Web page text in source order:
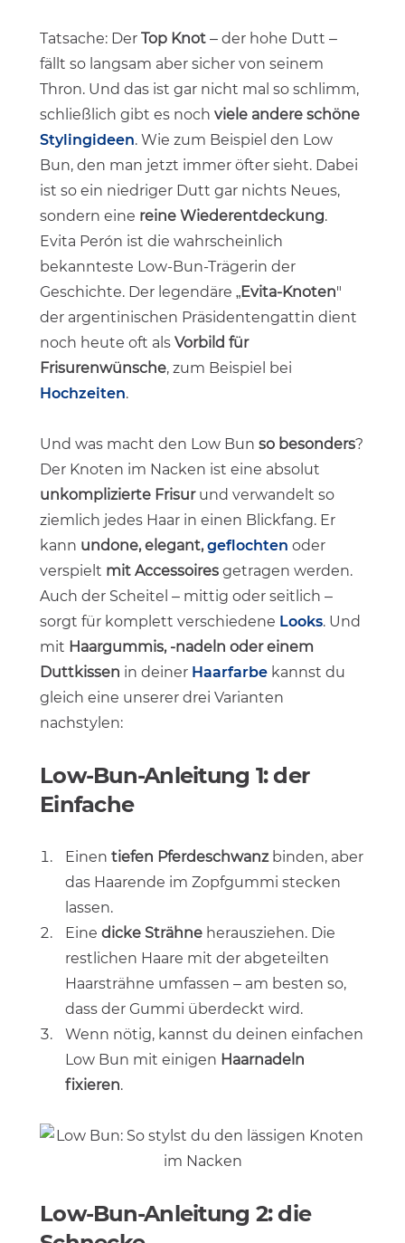
Tatsache: Der Top Knot – der hohe Dutt –
fällt so langsam aber sicher von seinem
Thron. Und das ist gar nicht mal so schlimm,
schließlich gibt es noch viele andere schöne
Stylingideen. Wie zum Beispiel den Low
Bun, den man jetzt immer öfter sieht. Dabei
ist so ein niedriger Dutt gar nichts Neues,
sondern eine reine Wiederentdeckung.
Evita Perón ist die wahrscheinlich
bekannteste Low-Bun-Trägerin der
Geschichte. Der legendäre „Evita-Knoten"
der argentinischen Präsidentengattin dient
noch heute oft als Vorbild für
Frisurenwünsche, zum Beispiel bei
Hochzeiten.
Und was macht den Low Bun so besonders?
Der Knoten im Nacken ist eine absolut
unkomplizierte Frisurund verwandelt so
ziemlich jedes Haar in einen Blickfang. Er
kann undone, elegant,geflochten oder
verspielt mit Accessoires getragen werden.
Auch der Scheitel – mittig oder seitlich –
sorgt für komplett verschiedene Looks. Und
mit Haargummis, -nadeln oder einem
Duttkissen in deiner Haarfarbe kannst du
gleich eine unserer drei Varianten
nachstylen:
Low-Bun-Anleitung 1: der
Einfache
Einen tiefen Pferdeschwanzbinden, aber
das Haarende im Zopfgummi stecken
lassen.
Eine dicke Strähne herausziehen. Die
restlichen Haare mit der abgeteilten
Haarsträhne umfassen – am besten so,
dass der Gummi überdeckt wird.
Wenn nötig, kannst du deinen einfachen
Low Bun mit einigen Haarnadeln
fixieren.
Low-Bun-Anleitung 2: die